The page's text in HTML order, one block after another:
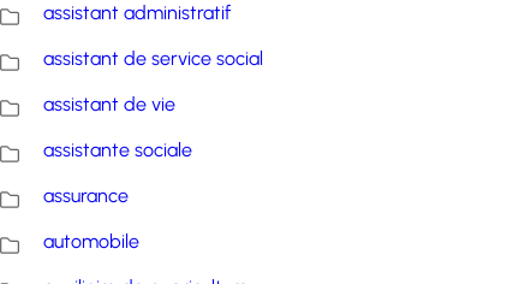
assistant administratif
assistant de service social
assistant de vie
assistante sociale
assurance
automobile